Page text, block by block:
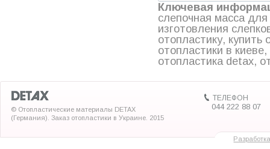
Ключевая
слепочная масса
изготовления
отопластику,
отопластики в
отопластика detax,
© Отопластические материалы DETAX
(Германия). Заказ отопластики в Украине. 2015
ТЕЛЕФОН
044 222 88 07